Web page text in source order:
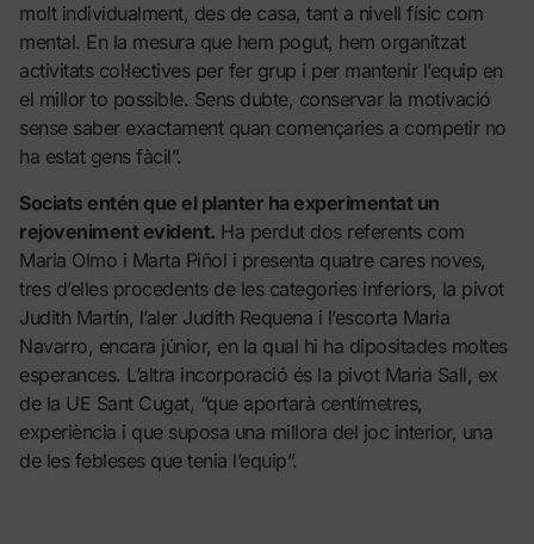
molt individualment, des de casa, tant a nivell físic com
mental. En la mesura que hem pogut, hem organitzat
activitats col·lectives per fer grup i per mantenir l’equip en
el millor to possible. Sens dubte, conservar la motivació
sense saber exactament quan començaries a competir no
ha estat gens fàcil”.
Sociats entén que el planter ha experimentat un
rejoveniment evident. Ha perdut dos referents com
Maria Olmo i Marta Piñol i presenta quatre cares noves,
tres d’elles procedents de les categories inferiors, la pivot
Judith Martín, l’aler Judith Requena i l’escorta Maria
Navarro, encara júnior, en la qual hi ha dipositades moltes
esperances. L’altra incorporació és la pivot Maria Sall, ex
de la UE Sant Cugat, “que aportarà centímetres,
experiència i que suposa una millora del joc interior, una
de les febleses que tenia l’equip”.